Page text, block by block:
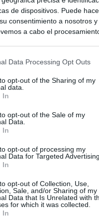
de dispositivos. Puede
consentimiento a nosotros
a cabo el
Tenga en cuenta
pero usted tiene el
procesamiento. Sus
entrando de nuevo en
política de privacidad.
Data Processing Opt Outs
opt-out of the Sharing of my
data.
In
opt-out of the Sale of my
Data.
In
opt-out of processing my
Data for Targeted Advertising.
In
opt-out of Collection, Use,
Sale, and/or Sharing of my
Data that Is Unrelated with
for which it was collected.
In